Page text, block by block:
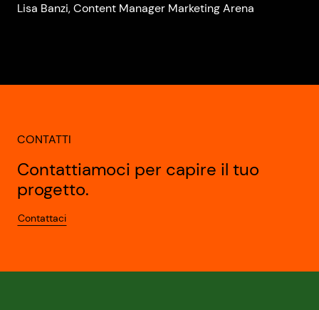
Lisa Banzi, Content Manager Marketing Arena
CONTATTI
Contattiamoci per capire il tuo
progetto.
Contattaci